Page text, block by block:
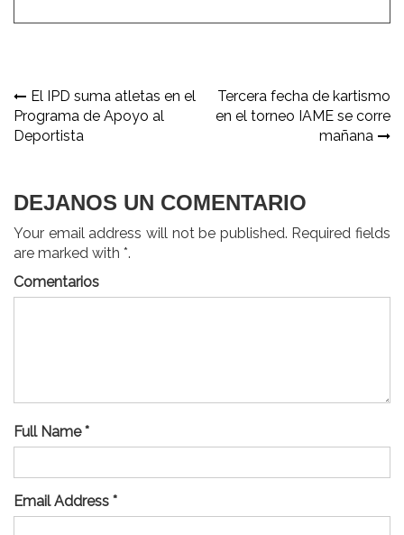
Navegación
de
El IPD suma atletas en el
Programa de Apoyo al
Deportista
Tercera fecha de kartismo
en el torneo IAME se corre
mañana
DEJANOS UN COMENTARIO
Your email address will not be published. Required fields
are marked with *.
Comentarios
Full Name *
Email Address *